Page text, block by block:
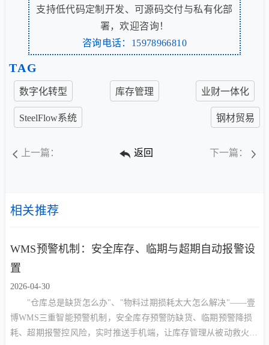
支持低代码定制开发、可源码交付与私有化部
署，欢迎咨询！
咨询电话：15978966810
TAG
数字化转型 库存管理 业财一体化
SteelFlow系统 钢材贸易
上一篇： 返回 下一篇：
相关推荐
WMS预警机制：安全库存、临期与超期自动报警设
置
2026-04-30
"仓库总是缺货怎么办"、"物料过期损耗太大怎么解决"——壹
博WMS三重智能预警机制，安全库存预警防缺货、临期预警降损
耗、超期报警控风险，实时推送手机端，让库存管理从被动救火转